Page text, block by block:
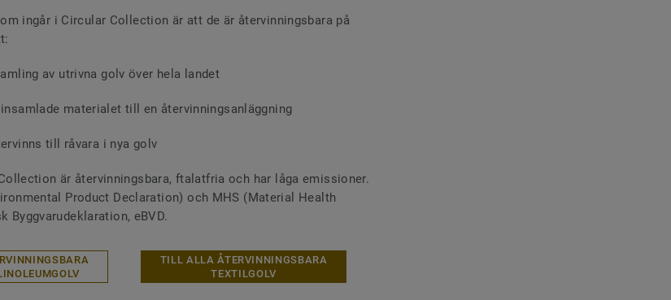
ingår i Circular Collection är att de är återvinningsbara på
av utrivna golv över hela landet
materialet till en återvinningsanläggning
till råvara i nya golv
är återvinningsbara, ftalatfria och har låga emissioner.
Product Declaration) och MHS (Material Health
Byggvarudeklaration, eBVD.
TILL ALLA ÅTERVINNINGSBARA
TEXTILGOLV